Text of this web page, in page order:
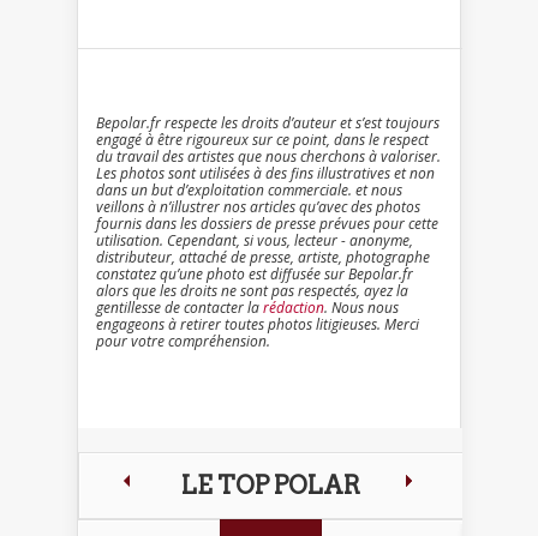
Bepolar.fr respecte les droits d’auteur et s’est toujours
engagé à être rigoureux sur ce point, dans le respect
du travail des artistes que nous cherchons à valoriser.
Les photos sont utilisées à des fins illustratives et non
dans un but d’exploitation commerciale. et nous
veillons à n’illustrer nos articles qu’avec des photos
fournis dans les dossiers de presse prévues pour cette
utilisation. Cependant, si vous, lecteur - anonyme,
distributeur, attaché de presse, artiste, photographe
constatez qu’une photo est diffusée sur Bepolar.fr
alors que les droits ne sont pas respectés, ayez la
gentillesse de contacter larédaction. Nous nous
engageons à retirer toutes photos litigieuses. Merci
pour votre compréhension.
LE TOP POLAR